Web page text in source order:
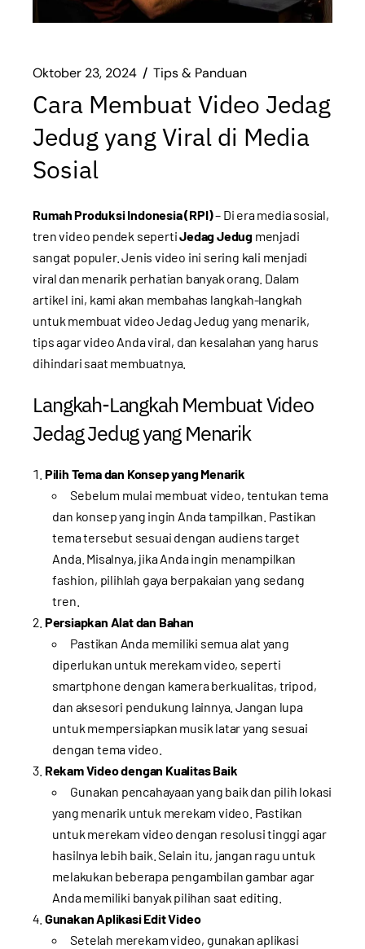
Oktober 23, 2024 Tips & Panduan
Cara Membuat Video Jedag
Jedug yang Viral di Media
Sosial
Rumah Produksi Indonesia (RPI)– Di era media sosial,
tren video pendek sepertiJedag Jedugmenjadi
sangat populer. Jenis video ini sering kali menjadi
viral dan menarik perhatian banyak orang. Dalam
artikel ini, kami akan membahas langkah-langkah
untuk membuat video Jedag Jedug yang menarik,
tips agar video Anda viral, dan kesalahan yang harus
dihindari saat membuatnya.
Langkah-Langkah Membuat Video
Jedag Jedug yang Menarik
Pilih Tema dan Konsep yang Menarik
Sebelum mulai membuat video, tentukan tema
dan konsep yang ingin Anda tampilkan. Pastikan
tema tersebut sesuai dengan audiens target
Anda. Misalnya, jika Anda ingin menampilkan
fashion, pilihlah gaya berpakaian yang sedang
tren.
Persiapkan Alat dan Bahan
Pastikan Anda memiliki semua alat yang
diperlukan untuk merekam video, seperti
smartphone dengan kamera berkualitas, tripod,
dan aksesori pendukung lainnya. Jangan lupa
untuk mempersiapkan musik latar yang sesuai
dengan tema video.
Rekam Video dengan Kualitas Baik
Gunakan pencahayaan yang baik dan pilih lokasi
yang menarik untuk merekam video. Pastikan
untuk merekam video dengan resolusi tinggi agar
hasilnya lebih baik. Selain itu, jangan ragu untuk
melakukan beberapa pengambilan gambar agar
Anda memiliki banyak pilihan saat editing.
Gunakan Aplikasi Edit Video
Setelah merekam video, gunakan aplikasi